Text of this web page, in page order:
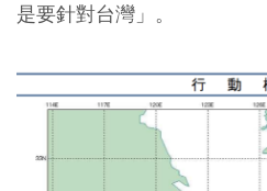
是要針對台灣」。